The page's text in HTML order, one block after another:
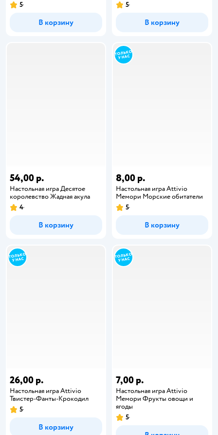
5
В корзину
5
В корзину
54,00 р.
Настольная игра Десятое
королевство Жадная акула
4
В корзину
8,00 р.
Настольная игра Attivio
Мемори Морские обитатели
5
В корзину
26,00 р.
Настольная игра Attivio
Твистер-Фанты-Крокодил
5
В корзину
7,00 р.
Настольная игра Attivio
Мемори Фрукты овощи и
ягоды
5